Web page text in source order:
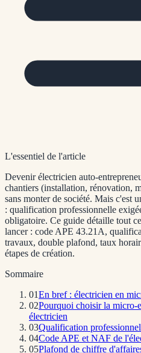
L'essentiel de l'article
Devenir électricien auto-
chantiers (installation, rénovation,
sans monter de société. Mais c'est
: qualification professionnelle
obligatoire. Ce guide détaille tout
lancer : code APE 43.21A,
travaux, double plafond, taux
étapes de création.
Sommaire
01En bref : électricien en
02Pourquoi choisir la micro-
électricien
03Qualification
04Code APE et NAF de
05Plafond de chiffre